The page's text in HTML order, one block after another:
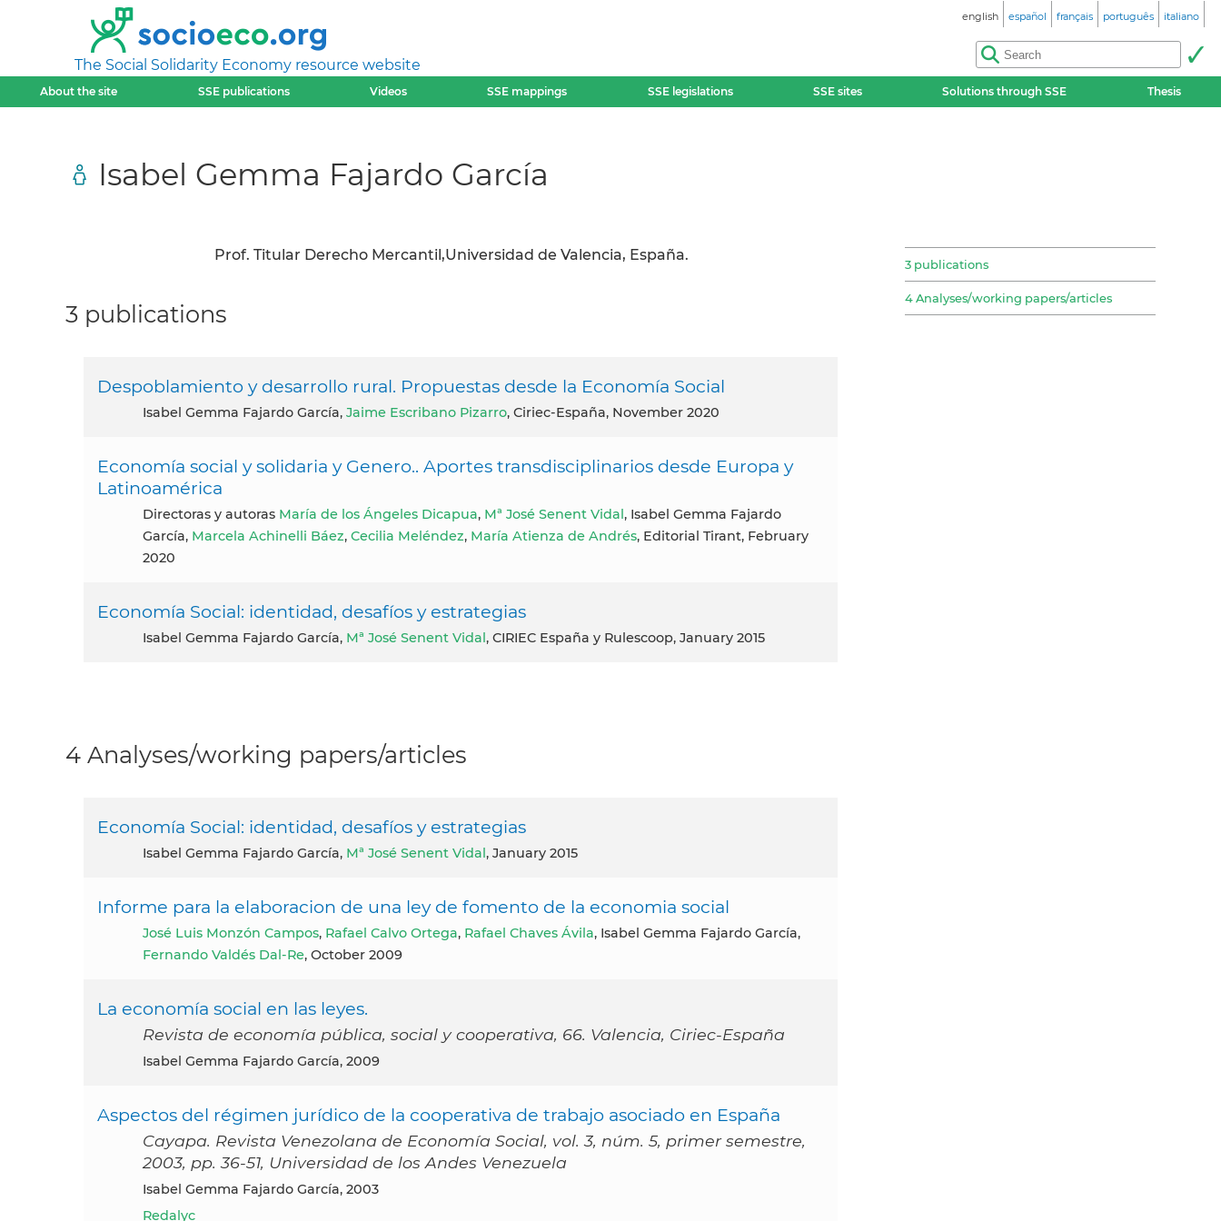
The Social Solidarity Economy resource website
english español français português italiano
About the site SSE publications Videos SSE mappings SSE legislations SSE sites Solutions through SSE Thesis
Isabel Gemma Fajardo García
Prof. Titular Derecho Mercantil,Universidad de Valencia, España.
3 publications
4 Analyses/working papers/articles
3 publications
Despoblamiento y desarrollo rural. Propuestas desde la Economía Social
Isabel Gemma Fajardo García, Jaime Escribano Pizarro, Ciriec-España, November 2020
Economía social y solidaria y Genero.. Aportes transdisciplinarios desde Europa y
Latinoamérica
Directoras y autoras María de los Ángeles Dicapua, Mª José Senent Vidal, Isabel Gemma Fajardo
García, Marcela Achinelli Báez, Cecilia Meléndez, María Atienza de Andrés, Editorial Tirant, February
2020
Economía Social: identidad, desafíos y estrategias
Isabel Gemma Fajardo García, Mª José Senent Vidal, CIRIEC España y Rulescoop, January 2015
4 Analyses/working papers/articles
Economía Social: identidad, desafíos y estrategias
Isabel Gemma Fajardo García, Mª José Senent Vidal , January 2015
Informe para la elaboracion de una ley de fomento de la economia social
José Luis Monzón Campos, Rafael Calvo Ortega, Rafael Chaves Ávila, Isabel Gemma Fajardo García,
Fernando Valdés Dal-Re, October 2009
La economía social en las leyes.
Revista de economía pública, social y cooperativa, 66. Valencia, Ciriec-España
Isabel Gemma Fajardo García, 2009
Aspectos del régimen jurídico de la cooperativa de trabajo asociado en España
Cayapa. Revista Venezolana de Economía Social, vol. 3, núm. 5, primer semestre,
2003, pp. 36-51, Universidad de los Andes Venezuela
Isabel Gemma Fajardo García, 2003
Redalyc